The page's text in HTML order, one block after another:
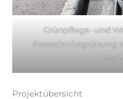
Grünpflege- und
Fassadenbegrünung
Projektübersicht